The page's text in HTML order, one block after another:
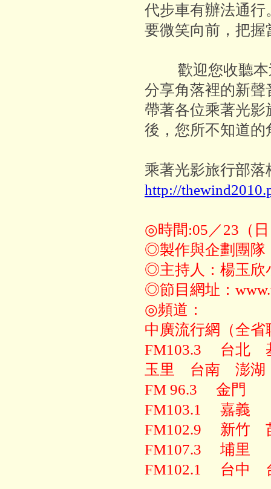
代步車有辦法通
要微笑向前，把握
歡迎您收聽本
分享角落裡的新
帶著各位乘著光
後，您所不知道的
乘著光影旅行部落
http://
◎時間:05／23（
◎製作與企劃團隊
◎主持人：楊玉欣
◎節目網址：
◎頻道：
中廣流行網（全省
FM103.3 台
玉里 台南 澎
FM 96.3 金門
FM103.1 嘉義
FM102.9 新竹
FM107.3 埔里
FM102.1 台中